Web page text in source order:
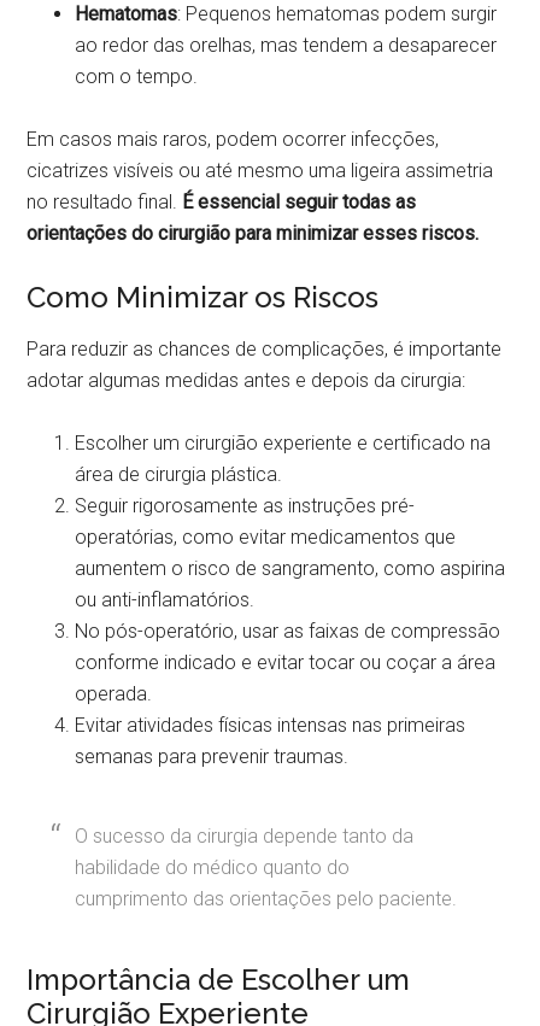
Hematomas: Pequenos hematomas podem surgir
ao redor das orelhas, mas tendem a desaparecer
com o tempo.
Em casos mais raros, podem ocorrer infecções,
cicatrizes visíveis ou até mesmo uma ligeira assimetria
no resultado final. É essencial seguir todas as
orientações do cirurgião para minimizar esses riscos.
Como Minimizar os Riscos
Para reduzir as chances de complicações, é importante
adotar algumas medidas antes e depois da cirurgia:
Escolher um cirurgião experiente e certificado na
área de cirurgia plástica.
Seguir rigorosamente as instruções pré-
operatórias, como evitar medicamentos que
aumentem o risco de sangramento, como aspirina
ou anti-inflamatórios.
No pós-operatório, usar as faixas de compressão
conforme indicado e evitar tocar ou coçar a área
operada.
Evitar atividades físicas intensas nas primeiras
semanas para prevenir traumas.
O sucesso da cirurgia depende tanto da
habilidade do médico quanto do
cumprimento das orientações pelo paciente.
Importância de Escolher um
Cirurgião Experiente